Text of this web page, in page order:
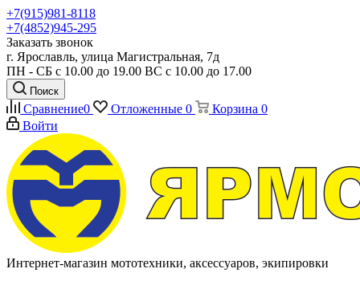
+7(915)981-8118
+7(4852)945-295
Заказать звонок
г. Ярославль, улица Магистральная, 7д
ПН - СБ с 10.00 до 19.00 ВС с 10.00 до 17.00
Поиск
Сравнение0 Отложенные 0 Корзина 0
Войти
Интернет-магазин мототехники, аксессуаров, экипировки